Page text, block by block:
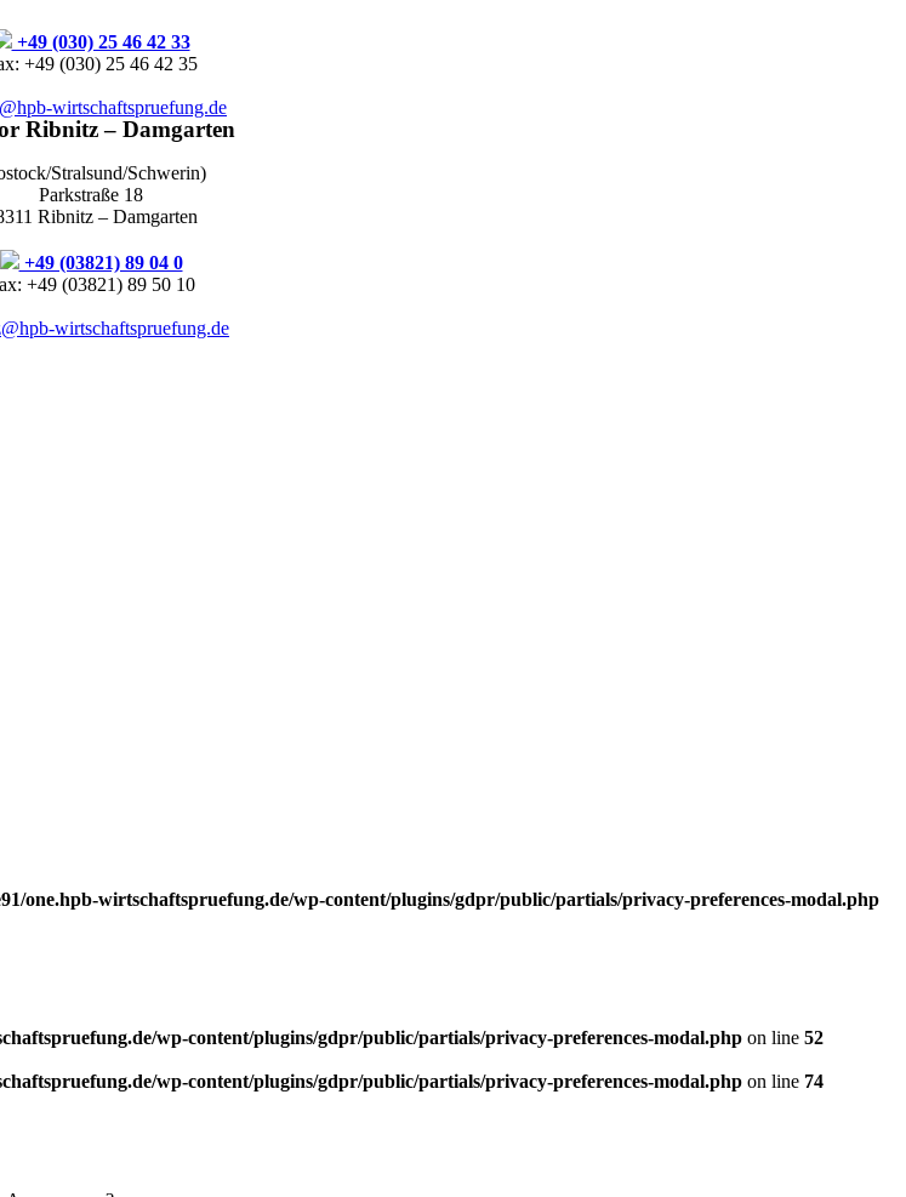
+49 (030) 25 46 42 33
+49 (030) 25 46 42 35
wirtschaftspruefung.de
Ribnitz – Damgarten
Stralsund/Schwerin)
Parkstraße 18
Ribnitz – Damgarten
+49 (03821) 89 04 0
+49 (03821) 89 50 10
wirtschaftspruefung.de
one.hpb-wirtschaftspruefung.de/wp-content/plugins/gdpr/public/partials/privacy-preferences-modal.php
wp-content/plugins/gdpr/public/partials/privacy-preferences-modal.php on line 52
wp-content/plugins/gdpr/public/partials/privacy-preferences-modal.php on line 74